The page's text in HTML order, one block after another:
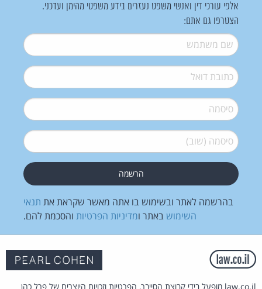
אלפי עורכי דין ואנשי משפט נעזרים בידע משפטי מהימן ועדכני.
הצטרפו גם אתם:
שם משתמש*
דואל*
סיסמה*
סיסמה (שוב)*
בהרשמה לאתר ובשימוש בו אתה מאשר שקראת את תנאי
השימוש באתר ומדיניות הפרטיות והסכמת להם.
law.co.il מופעל בידי קבוצת הסייבר, הפרטיות וזכויות היוצרים של פרל כהן